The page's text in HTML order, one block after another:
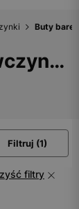
Buty
Buty barefoot dla dziewczynki - rozmiar 30
Filtruj (1)
filtry